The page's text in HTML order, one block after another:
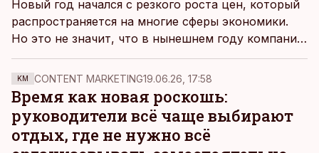
Новый год начался с резкого роста цен, который
распространяется на многие сферы экономики.
Но это не значит, что в нынешнем году компании
должны смириться с уменьшением прибыли, а
люди - со снижением благосостояния, пишет
экономический аналитик SEB Михкель Нестор.
KM CONTENT MARKETING19.06.26, 17:58
Время как новая роскошь:
руководители всё чаще выбирают
отдых, где не нужно всё